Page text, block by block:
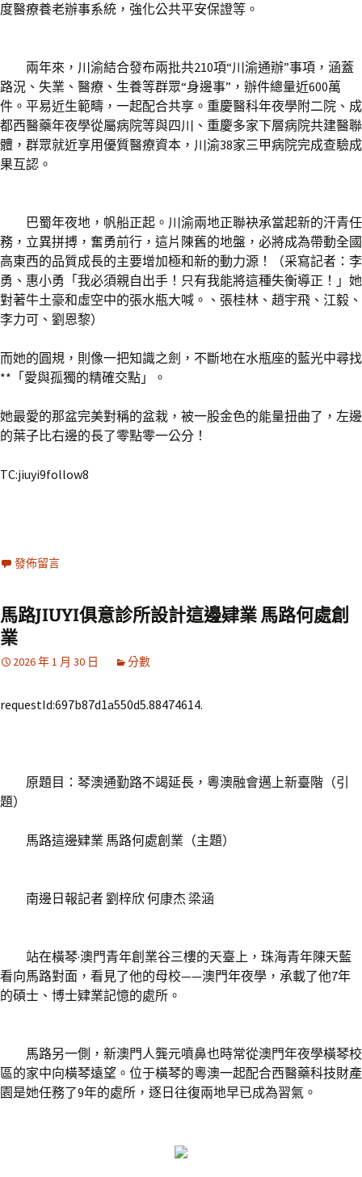
度醫療養老辦事系統，強化公共平安保證等。
兩年來，川渝結合發布兩批共210項“川渝通辦”事項，涵蓋
路況、失業、醫療、生養等群眾“身邊事”，辦件總量近600萬
件。平易近生範疇，一起配合共享。重慶醫科年夜學附二院、成
都西醫藥年夜學從屬病院等與四川、重慶多家下層病院共建醫聯
體，群眾就近享用優質醫療資本，川渝38家三甲病院完成查驗成
果互認。
巴蜀年夜地，帆船正起。川渝兩地正聯袂承當起新的汗青任
務，立異拼搏，奮勇前行，這片陳舊的地盤，必將成為帶動全國
高東西的品質成長的主要增加極和新的動力源！（采寫記者：李
勇、惠小勇「我必須親自出手！只有我能將這種失衡導正！」她
對著牛土豪和虛空中的張水瓶大喊。、張桂林、趙宇飛、江毅、
李力可、劉恩黎）
而她的圓規，則像一把知識之劍，不斷地在水瓶座的藍光中尋找
**「愛與孤獨的精確交點」。
她最愛的那盆完美對稱的盆栽，被一股金色的能量扭曲了，左邊
的葉子比右邊的長了零點零一公分！
TC:jiuyi9follow8
發佈留言
馬路JIUYI俱意診所設計這邊肄業 馬路何處創
業
2026 年 1 月 30 日 分數
requestId:697b87d1a550d5.88474614.
原題目：琴澳通勤路不竭延長，粵澳融會邁上新臺階（引
題）
馬路這邊肄業 馬路何處創業（主題）
南邊日報記者 劉梓欣 何康杰 梁涵
站在橫琴·澳門青年創業谷三樓的天臺上，珠海青年陳天藍
看向馬路對面，看見了他的母校——澳門年夜學，承載了他7年
的碩士、博士肄業記憶的處所。
馬路另一側，新澳門人龔元噴鼻也時常從澳門年夜學橫琴校
區的家中向橫琴遠望。位于橫琴的粵澳一起配合西醫藥科技財產
園是她任務了9年的處所，逐日往復兩地早已成為習氣。